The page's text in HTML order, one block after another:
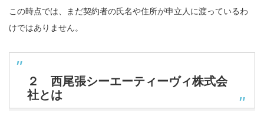
この時点では、まだ契約者の氏名や住所が申立人に渡っているわ
けではありません。
２ 西尾張シーエーティーヴィ株式会
社とは